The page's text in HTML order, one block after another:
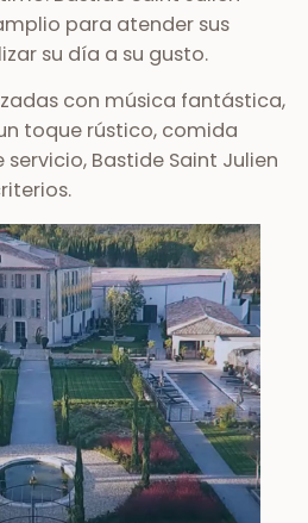
para atender sus
su día a su gusto.
con música fantástica,
toque rústico, comida
Bastide Saint Julien